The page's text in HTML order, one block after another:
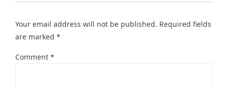
Your email address will not be published. Required fields
are marked *
Comment *